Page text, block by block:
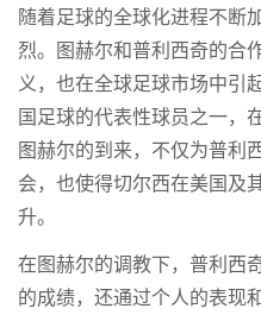
随着足球的全球化进程不断
烈。图赫尔和普利西奇的合
义，也在全球足球市场中引
国足球的代表性球员之一，
图赫尔的到来，不仅为普利
会，也使得切尔西在美国及
升。
在图赫尔的调教下，普利西
的成绩，还通过个人的表现